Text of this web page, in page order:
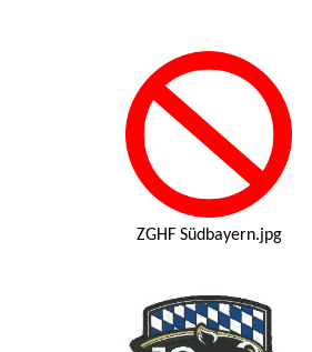
ZGHF Südbayern.jpg